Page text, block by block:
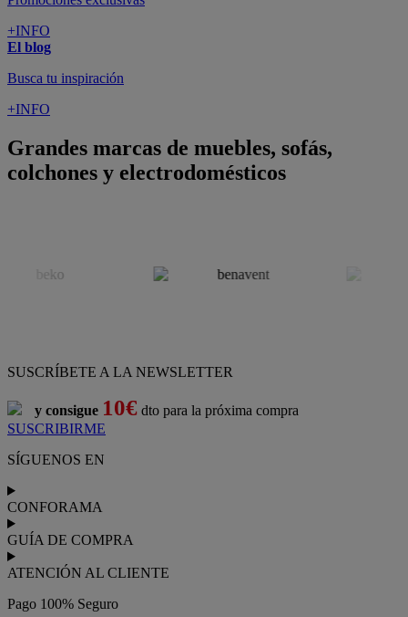
+INFO
El blog
Busca tu inspiración
+INFO
Grandes marcas de muebles, sofás,
colchones y electrodomésticos
SUSCRÍBETE A LA NEWSLETTER
y consigue 10€ dto para la próxima compra
SUSCRIBIRME
SÍGUENOS EN
CONFORAMA
GUÍA DE COMPRA
ATENCIÓN AL CLIENTE
Pago 100% Seguro